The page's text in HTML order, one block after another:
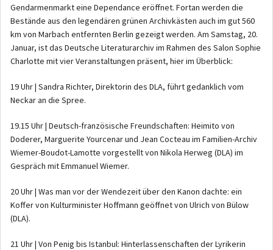
Gendarmenmarkt eine Dependance eröffnet. Fortan werden die
Bestände aus den legendären grünen Archivkästen auch im gut 560
km von Marbach entfernten Berlin gezeigt werden. Am Samstag, 20.
Januar, ist das Deutsche Literaturarchiv im Rahmen des Salon Sophie
Charlotte mit vier Veranstaltungen präsent, hier im Überblick:
19 Uhr | Sandra Richter, Direktorin des DLA, führt gedanklich vom
Neckar an die Spree.
19.15 Uhr | Deutsch-französische Freundschaften: Heimito von
Doderer, Marguerite Yourcenar und Jean Cocteau im Familien-Archiv
Wiemer-Boudot-Lamotte vorgestellt von Nikola Herweg (DLA) im
Gespräch mit Emmanuel Wiemer.
20 Uhr | Was man vor der Wendezeit über den Kanon dachte: ein
Koffer von Kulturminister Hoffmann geöffnet von Ulrich von Bülow
(DLA).
21 Uhr | Von Penig bis Istanbul: Hinterlassenschaften der Lyrikerin